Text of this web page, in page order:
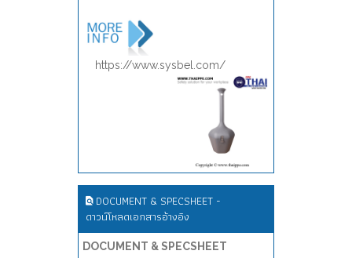
https://www.sysbel.com/
DOCUMENT & SPECSHEET -
ดาวน์โหลดเอกสารอ้างอิง
DOCUMENT & SPECSHEET